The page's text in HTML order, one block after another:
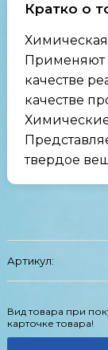
Кратко о
Применяют
качестве
качестве
твердое
Артикул:
Вид товара при
карточке товара!